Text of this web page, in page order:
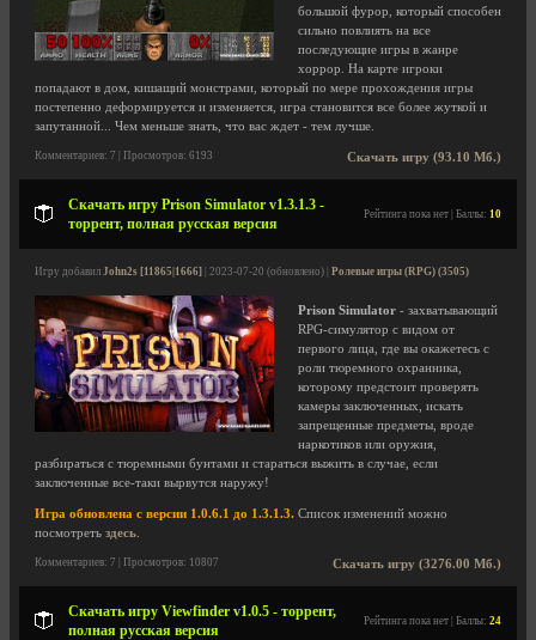
большой фурор, который способен
сильно повлиять на все
последующие игры в жанре
хоррор. На карте игроки
попадают в дом, кишащий монстрами, который по мере прохождения игры
постепенно деформируется и изменяется, игра становится все более жуткой и
запутанной... Чем меньше знать, что вас ждет - тем лучше.
Скачать игру (93.10 Мб.)
Комментариев: 7 | Просмотров: 6193
Скачать игру Prison Simulator v1.3.1.3 -
торрент, полная русская версия
Рейтинга пока нет | Баллы: 10
Игру добавил John2s [11865|1666] | 2023-07-20 (обновлено) | Ролевые игры (RPG) (3505)
Prison Simulator - захватывающий
RPG-симулятор с видом от
первого лица, где вы окажетесь с
роли тюремного охранника,
которому предстоит проверять
камеры заключенных, искать
запрещенные предметы, вроде
наркотиков или оружия,
разбираться с тюремными бунтами и стараться выжить в случае, если
заключенные все-таки вырвутся наружу!
Игра обновлена с версии 1.0.6.1 до 1.3.1.3. Список изменений можно
посмотреть здесь
Скачать игру (3276.00 Мб.)
Комментариев: 7 | Просмотров: 10807
Скачать игру Viewfinder v1.0.5 - торрент,
полная русская версия
Рейтинга пока нет | Баллы: 24